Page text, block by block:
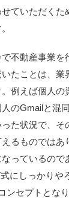
ていただくた
不動産事業を
たことは、業
例えば個人の
のGmailと混
た状況で、そ
るものではあ
っているので
にしっかりや
ンセプトとなり